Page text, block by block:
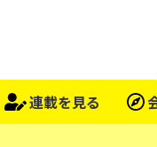
連載を見る